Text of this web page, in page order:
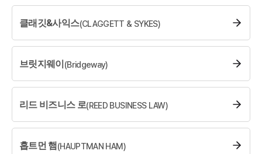
언론보도
공지사항
법률 블로그
법률서식
대륜법률상담예약
대륜법률상담예약
클래깃&사익스(CLAGGETT & SYKES)
브릿지웨이(Bridgeway)
리드 비즈니스 로(REED BUSINESS LAW)
홉트먼 햄(HAUPTMAN HAM)